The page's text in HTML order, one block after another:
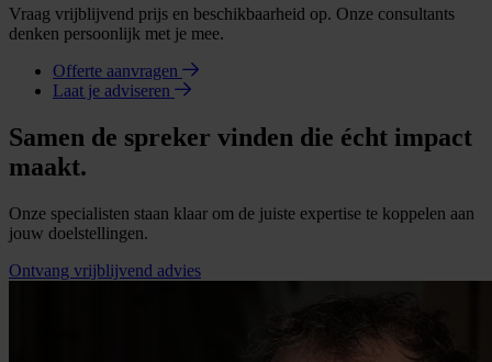
Vraag vrijblijvend prijs en beschikbaarheid op. Onze consultants
denken persoonlijk met je mee.
Offerte aanvragen
Laat je adviseren
Samen de spreker vinden die écht impact
maakt.
Onze specialisten staan klaar om de juiste expertise te koppelen aan
jouw doelstellingen.
Ontvang vrijblijvend advies